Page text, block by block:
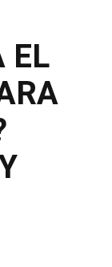
EL